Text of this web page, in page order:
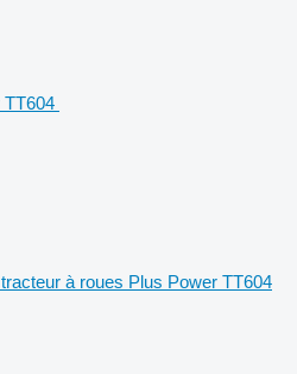
tracteur à roues Plus Power TT604